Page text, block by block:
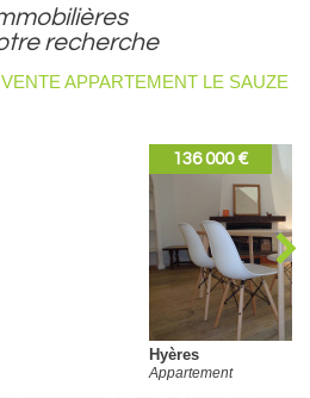
recherche
VENTE APPARTEMENT LE SAUZE